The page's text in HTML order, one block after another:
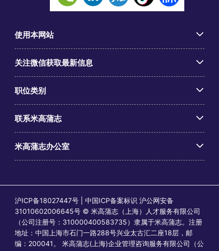
使用本网站
关注微信获取最新信息
职位类别
联系米高蒲志
米高蒲志办公室
沪ICP备18027447号 | 中国ICP备案标识 沪公网安备
31010602006645号 © 米高蒲志（上海）人才服务有限公司
（公司注册号：310000400583735）隶属于米高蒲志。注册
地址：中国上海市石门一路288号兴业太古汇二座18层，邮
编：200041。 米高蒲志(上海)企业管理咨询服务有限公司（公